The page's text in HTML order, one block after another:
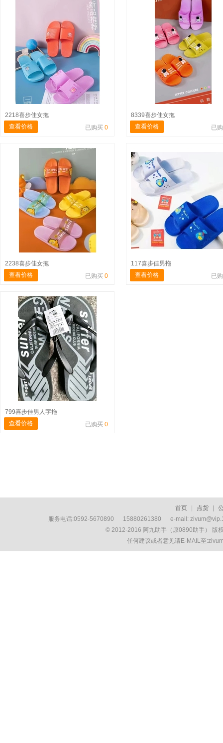
2218喜步佳女拖
查看价格
已购买 0
8339喜步佳女拖
查看价格
已
2238喜步佳女拖
查看价格
已购买 0
117喜步佳男拖
查看价格
已
799喜步佳男人字拖
查看价格
已购买 0
首页 点货
服务电话:0592-5670890 15880261380 e-mail:
© 2012-2016 阿九助手（原0890助手） 版
任何建议或者意见请E-MAIL至